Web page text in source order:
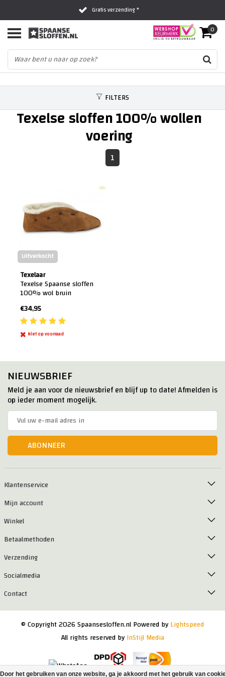
Gratis verzending *
Al 16 jaar het vertrouwde adres
Fysieke winkel in Zwolle
0
FILTERS
Texelse sloffen 100% wollen
voering
1
Uitverkocht
Texelaar
Texelse Spaanse sloffen
100% wol bruin
€34,95
Niet op voorraad
NIEUWSBRIEF
Meld je aan voor de nieuwsbrief en blijf up to date! Afmelden is
op ieder moment mogelijk.
ABONNEER
Klantenservice
Mijn account
Winkel
Betaalmethoden
Verzending
Socialmedia
Contact
© Copyright 2026 Spaansesloffen.nl Powered byLightspeed
All rights reserved byInStijl Media
Door het gebruiken van onze website, ga je akkoord met het gebruik van